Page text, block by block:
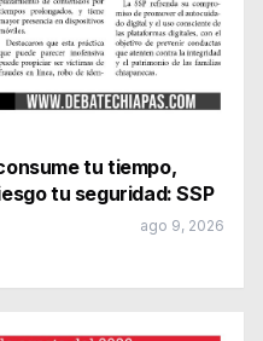
tu tiempo,
tu seguridad: SSP
ago 9, 2026